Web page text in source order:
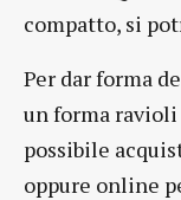
compatto, si
Per dar forma
un forma ravioli
possibile
oppure online